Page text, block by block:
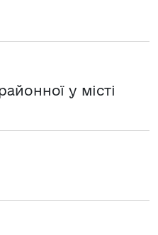
у місті